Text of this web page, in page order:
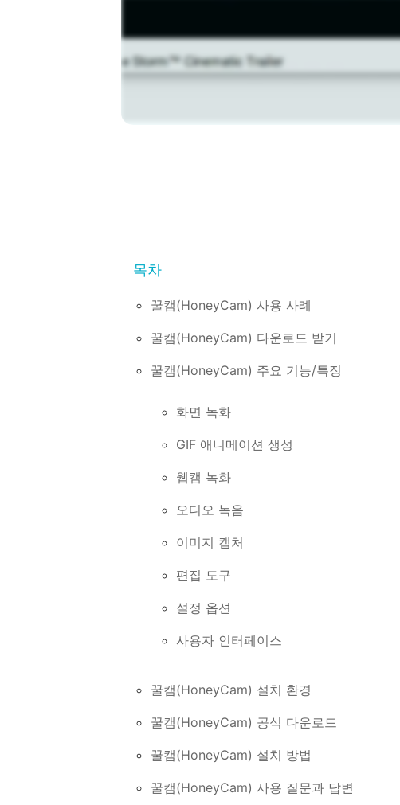
꿀캠(HoneyCam) 사용 사례
꿀캠(HoneyCam) 다운로드 받기
꿀캠(HoneyCam) 주요 기능/특징
화면 녹화
GIF 애니메이션 생성
웹캠 녹화
오디오 녹음
이미지 캡처
편집 도구
설정 옵션
사용자 인터페이스
꿀캠(HoneyCam) 설치 환경
꿀캠(HoneyCam) 공식 다운로드
꿀캠(HoneyCam) 설치 방법
꿀캠(HoneyCam) 사용 질문과 답변